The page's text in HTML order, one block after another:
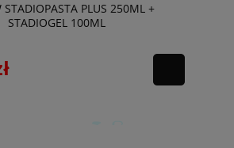
STADIOPASTA PLUS 250ML +
STADIOGEL 100ML